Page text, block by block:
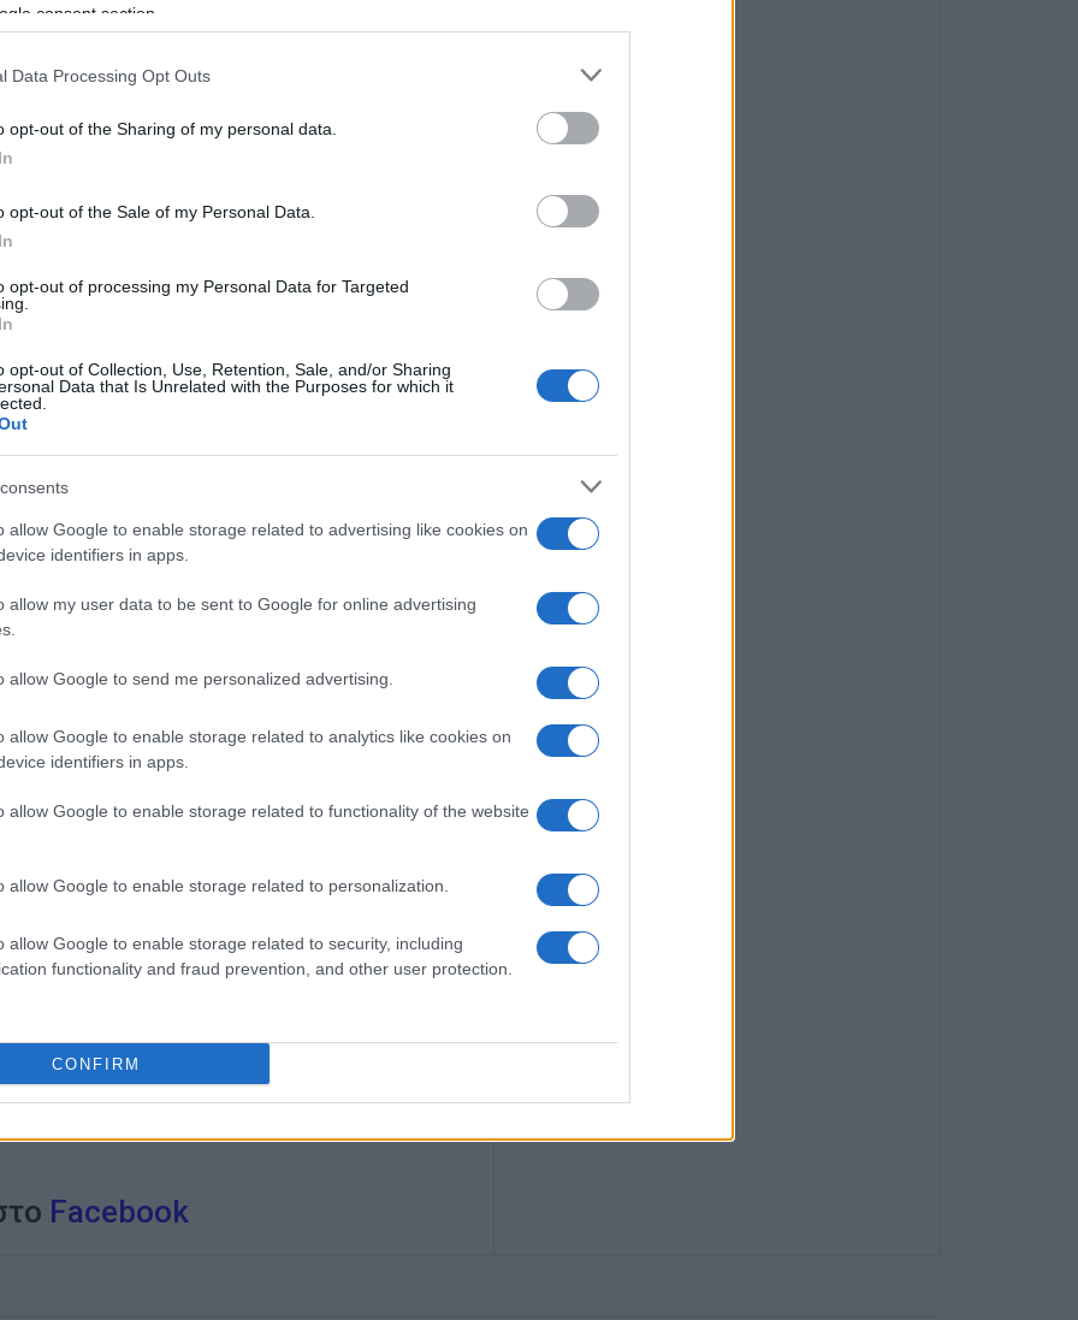
consent section.
Data Processing Opt Outs
opt-out of the Sharing of my personal data.
opt-out of the Sale of my Personal Data.
opt-out of processing my Personal Data for Targeted
opt-out of Collection, Use, Retention, Sale, and/or Sharing
Data that Is Unrelated with the Purposes for which it
allow Google to enable storage related to advertising like cookies on
identifiers in apps.
allow my user data to be sent to Google for online advertising
allow Google to send me personalized advertising.
allow Google to enable storage related to analytics like cookies on
identifiers in apps.
allow Google to enable storage related to functionality of the website
allow Google to enable storage related to personalization.
allow Google to enable storage related to security, including
functionality and fraud prevention, and other user protection.
CONFIRM
επίσης ψυχολογική υποστήριξη ώστε
τις τραυματικές τους εμπειρίες. Στον
επίσης ενημερωτικά φυλλάδια στα
συμπληρώνει ο κ. Αγγελόπουλος.
Λαρίσα Κουλιάσα
που έχουν φθάσει μέχρι στιγμής
Κάνουμε ενέργειες για να βρούμε σπίτια,
μια δική τους στέγη, να εργαστούν και να μην
σε τουριστικές επιχειρήσεις, κάποιες
Ήδη φροντίσαμε να γραφτούν τρεις
συγκεντρώσαμε και τους δώσαμε ρούχα.
ώστε να αναπτύξουν ενδιαφέροντα και
Έμιλυ Κωστελέτου
μια σημαντική ποσότητα ειδών από την
φαρμακευτικό υλικό και είδη πρώτης
οικογενειών», λέει
υλικό στον Ερυθρό Σταυρό.
επίσημη καταγραφή» λέει η κ. Ανδριώτη.
σε φιλικά τους πρόσωπα, οι πληροφορίες που
Προς το παρόν η επίσημη καταγραφή
στους πρόσφυγες χορηγείται αυτόματα 12μηνη
περίθαλψης.
περιεχομένου παραγωγής της δημοσιογραφικής ομάδας
στην πηγή με ενεργό λινκ
Facebook